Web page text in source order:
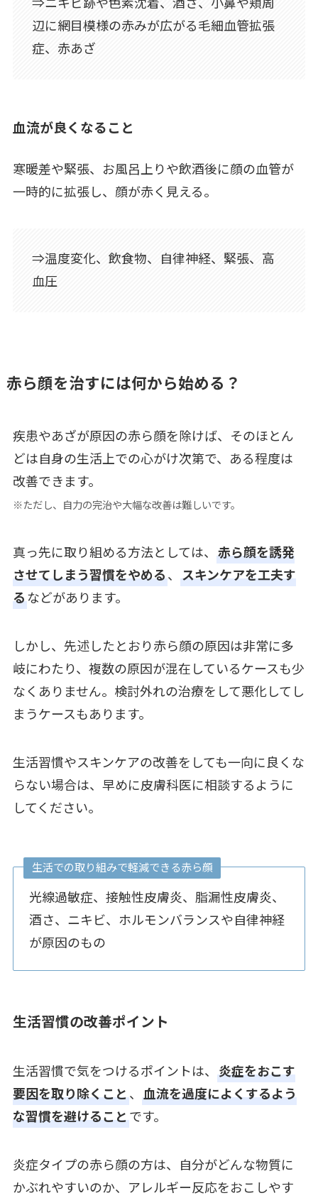
辺に網目模様の赤みが広がる毛細血管拡張
症、赤あざ
血流が良くなること
寒暖差や緊張、お風呂上りや飲酒後に顔の血管が
一時的に拡張し、顔が赤く見える。
⇒温度変化、飲食物、自律神経、緊張、高
血圧
赤ら顔を治すには何から始める？
疾患やあざが原因の赤ら顔を除けば、そのほとん
どは自身の生活上での心がけ次第で、ある程度は
改善できます。
※ただし、自力の完治や大幅な改善は難しいです。
真っ先に取り組める方法としては、 赤ら顔を誘発
させてしまう習慣をやめる、 スキンケアを工夫す
るなどがあります。
しかし、先述したとおり赤ら顔の原因は非常に多
岐にわたり、複数の原因が混在しているケースも少
なくありません。検討外れの治療をして悪化してし
まうケースもあります。
生活習慣やスキンケアの改善をしても一向に良くな
らない場合は、早めに皮膚科医に相談するように
してください。
生活での取り組みで軽減できる赤ら顔
光線過敏症、接触性皮膚炎、脂漏性皮膚炎、
酒さ、ニキビ、ホルモンバランスや自律神経
が原因のもの
生活習慣の改善ポイント
生活習慣で気をつけるポイントは、 炎症をおこす
要因を取り除くこと、 血流を過度によくするよう
な習慣を避けることです。
炎症タイプの赤ら顔の方は、自分がどんな物質に
かぶれやすいのか、アレルギー反応をおこしやす